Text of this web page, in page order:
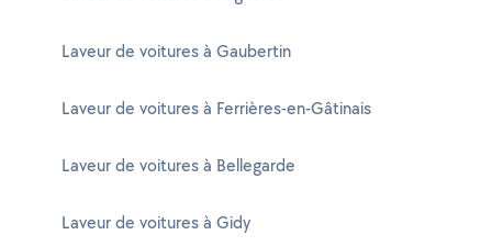
Laveur de voitures à Gaubertin
Laveur de voitures à Ferrières-en-Gâtinais
Laveur de voitures à Bellegarde
Laveur de voitures à Gidy